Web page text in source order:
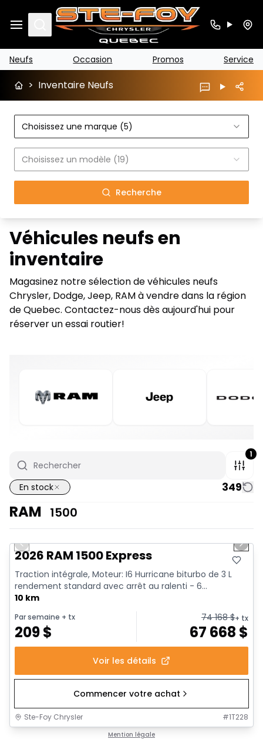
Search
Neufs Occasion Promos Service
> Inventaire Neufs
Choisissez une marque (5)
Choisissez un modèle (19)
Recherche
Véhicules neufs en
inventaire
Magasinez notre sélection de véhicules neufs
Chrysler, Dodge, Jeep, RAM à vendre dans la région
de Quebec. Contactez-nous dès aujourd'hui pour
réserver un essai routier!
1
En stock 349
RAM 1500
1/7
En stock
Previous slide Next
2026 RAM 1500 Express
Traction intégrale, Moteur: I6 Hurricane biturbo de 3 L
rendement standard avec arrêt au ralenti - 6...
10 km
Par semaine + tx
209$
74 168$+ tx
67 668 $
Voir les détails
Commencer votre achat
Ste-Foy Chrysler #1T228
Mention légale